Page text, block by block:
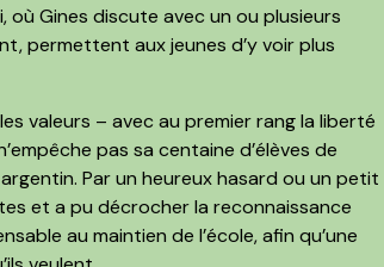
Gines discute avec un ou plusieurs
permettent aux jeunes d’y voir plus
valeurs – avec au premier rang la liberté
pas sa centaine d’élèves de
Par un heureux hasard ou un petit
et a pu décrocher la reconnaissance
au maintien de l’école, afin qu’une